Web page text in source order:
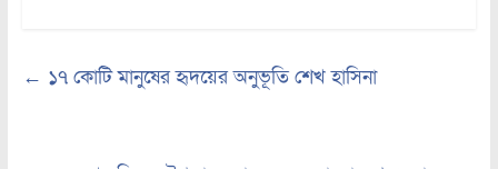
← ১৭ কোটি মানুষের হৃদয়ের অনুভূতি শেখ হাসিনা